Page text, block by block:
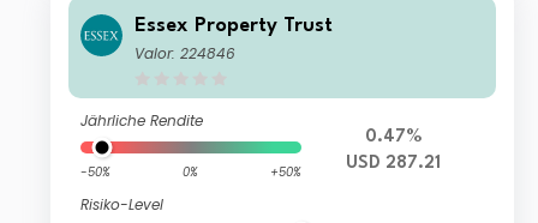
Essex Property Trust
Valor: 224846
Jährliche Rendite
-50% 0% +50%
Risiko-Level
0.47%
USD 287.21